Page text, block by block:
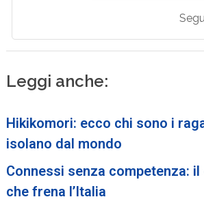
Leggi anche:
Hikikomori: ecco chi sono i
isolano dal mondo
Connessi senza competenza:
che frena l’Italia